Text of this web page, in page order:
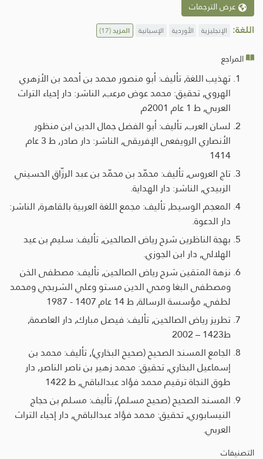
عرض الترجمات
اللغة: الإنجليزية الأوردية الإسبانية المزيد(17)
المراجع
تهذيب اللغة, تأليف: أبو منصور محمد بن أحمد بن الأزهري
الهروي, تحقيق: محمد عوض مرعب, الناشر: دار إحياء التراث
العربي, ط 1 عام 2001م
لسان العرب, تأليف: أبو الفضل جمال الدين ابن منظور
الأنصاري الرويفعى الإفريقى, الناشر: دار صادر, ط 3 عام
1414
تاج العروس, تأليف: محمّد بن محمّد بن عبد الرزّاق الحسيني
الزبيدي, الناشر: دار الهداية.
المعجم الوسيط, تأليف: مجمع اللغة العربية بالقاهرة, الناشر:
دار الدعوة.
بهجة الناظرين شرح رياض الصالحين, تأليف: سليم بن عيد
الهلالي, دار ابن الجوزي.
نزهة المتقين شرح رياض الصالحين, تأليف: مصطفى الخن
ومصطفى البغا ومحي الدين مستو وعلي الشربجي ومحمد
لطفي, مؤسسة الرسالة, ط 14 عام 1407 - 1987
تطريز رياض الصالحين, تأليف: فيصل مبارك, دار العاصمة,
ط1423 – 2002
الجامع المسند الصحيح (صحيح البخاري), تأليف: محمد بن
إسماعيل البخاري, تحقيق: محمد زهير بن ناصر الناصر, دار
طوق النجاة ترقيم محمد فؤاد عبدالباقي, ط 1422
المسند الصحيح (صحيح مسلم), تأليف: مسلم بن حجاج
النيسابوري, تحقيق: محمد فؤاد عبدالباقي, دار إحياء التراث
العربي.
التصنيفات